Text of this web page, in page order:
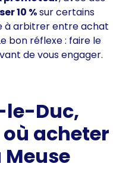
10 %sur certains
à arbitrer entre achat
bon réflexe : faire le
de vous engager.
le-Duc,
acheter